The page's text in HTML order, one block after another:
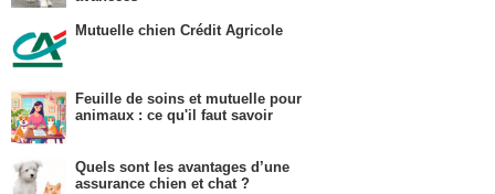
Mutuelle chien Crédit Agricole
Feuille de soins et mutuelle pour
animaux : ce qu'il faut savoir
Quels sont les avantages d’une
assurance chien et chat ?